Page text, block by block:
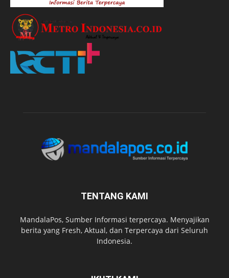
TENTANG KAMI
MandalaPos, Sumber Informasi terpercaya. Menyajikan
berita yang Fresh, Aktual, dan Terpercaya dari Seluruh
Indonesia.